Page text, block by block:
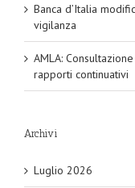
Banca d’Italia
vigilanza
AMLA:
rapporti continuativi
Archivi
Luglio 2026